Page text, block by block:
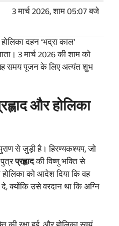
3 मार्च 2026, शाम 05:07 बजे
दहन ‘भद्रा काल’
3 मार्च 2026 की शाम को
यह समय पूजन के लिए अत्यंत शुभ
और होलिका
से जुड़ी है। हिरण्यकश्यप, जो
प्रह्लादकी विष्णु भक्ति से
को आदेश दिया कि वह
क्योंकि उसे वरदान था कि अग्नि